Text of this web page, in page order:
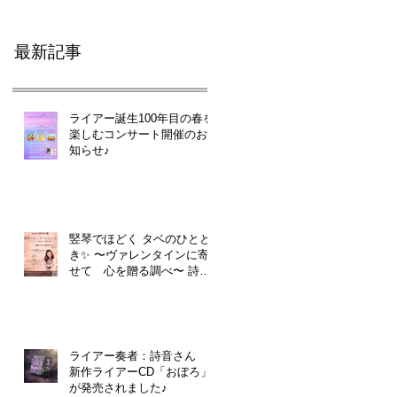
最新記事
ライアー誕生100年目の春を
楽しむコンサート開催のお
知らせ♪
竪琴でほどく タベのひとと
き✨ 〜ヴァレンタインに寄
せて 心を贈る調べ〜 詩音
ライアー奏者：詩音さん
新作ライアーCD「おぼろ」
が発売されました♪